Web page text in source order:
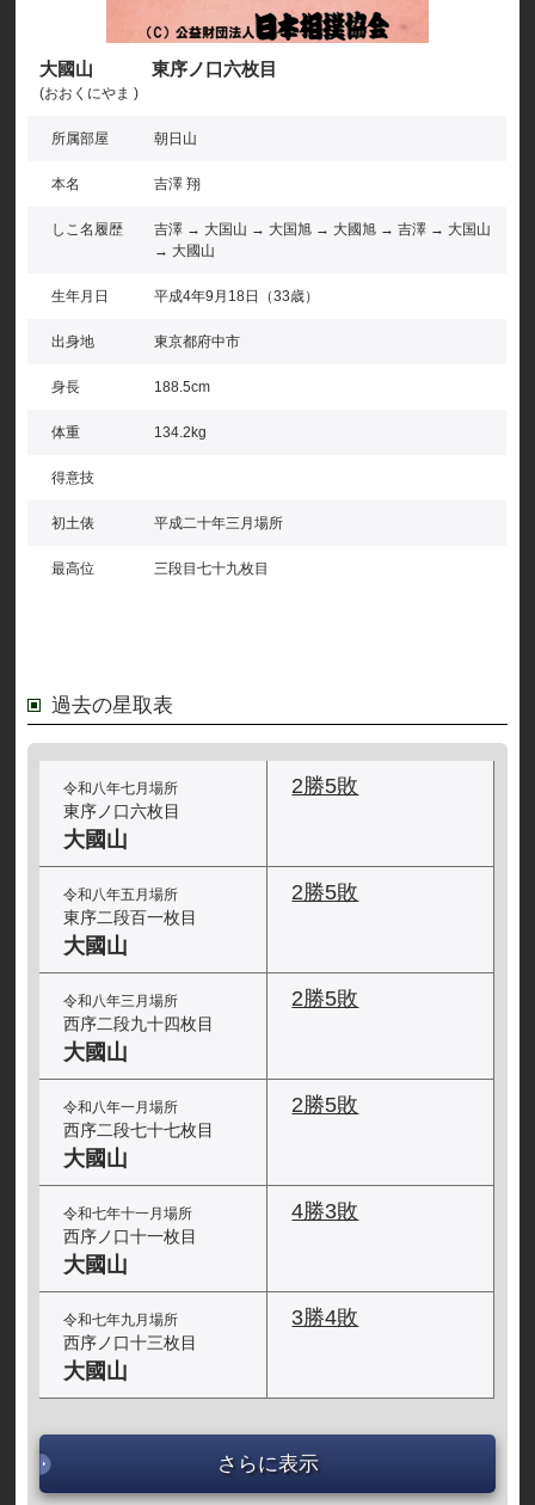
大國山 東序ノ口六枚目
(おおくにやま )
所属部屋 朝日山
本名 吉澤 翔
しこ名履歴
吉澤 → 大国山 → 大国旭 → 大國旭 → 吉澤 → 大国山
→ 大國山
生年月日 平成4年9月18日（33歳）
出身地 東京都府中市
身長 188.5cm
体重 134.2kg
得意技
初土俵 平成二十年三月場所
最高位 三段目七十九枚目
過去の星取表
令和八年七月場所
東序ノ口六枚目
大國山
2勝5敗
令和八年五月場所
東序二段百一枚目
大國山
2勝5敗
令和八年三月場所
西序二段九十四枚目
大國山
2勝5敗
令和八年一月場所
西序二段七十七枚目
大國山
2勝5敗
令和七年十一月場所
西序ノ口十一枚目
大國山
4勝3敗
令和七年九月場所
西序ノ口十三枚目
大國山
3勝4敗
さらに表示